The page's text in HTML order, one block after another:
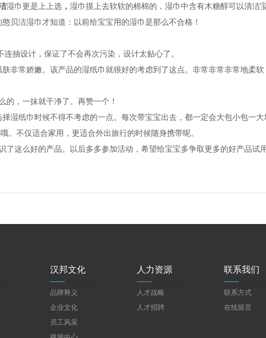
湿巾更是上上选 ， 湿巾摸上去软软的棉棉的，湿巾中含有木糖醇可以清洁
贝洁湿巾才知道：以前给宝宝用的湿巾是那么不合格！
抽设计，保证了不会再次污染，设计太贴心了。
非常娇嫩。该产品的湿纸巾就很好的考虑到了这点。非常非常非常地柔
的，一抹就干净了。再赞一个！
湿纸巾时候不得不考虑的一点。每次带宝宝出去，都一定会大包小包一
。不仅适合家用，更适合外出旅行的时候随身携带呢。
这么好的产品。以后多多参加活动，希望给宝宝多争取更多的好产品试
汉邦文化
品牌释义
企业文化
员工风采
人力资源
人才战略
人才招聘
联系我们
联系方式
在线留言